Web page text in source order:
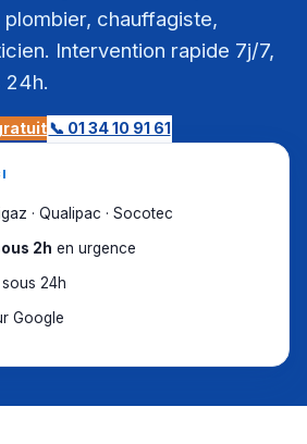
plombier, chauffagiste,
Intervention rapide 7j/7,
24h.
📞 01 34 10 91 61
· Qualipac · Socotec
2h en urgence
sous 24h
Google